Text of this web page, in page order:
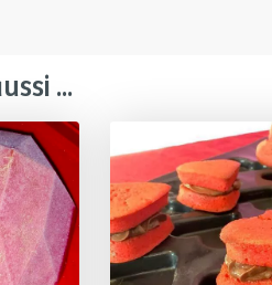
...